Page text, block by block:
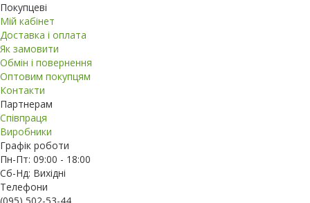
Покупцеві
Мій кабінет
Доставка і оплата
Як замовити
Обмін і повернення
Оптовим покупцям
Контакти
Партнерам
Співпраця
Виробники
Графік роботи
Пн-Пт: 09:00 - 18:00
Сб-Нд: Вихідні
Телефони